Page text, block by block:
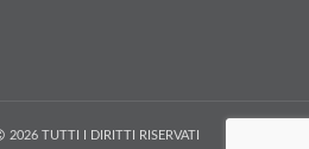
2026 TUTTI I DIRITTI RISERVATI